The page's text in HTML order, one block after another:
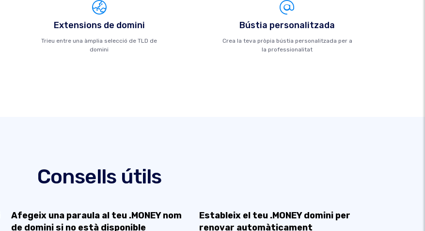
Extensions de domini
Trieu entre una àmplia selecció de TLD de
domini
Bústia personalitzada
Crea la teva pròpia bústia personalitzada per a
la professionalitat
Consells útils
Afegeix una paraula al teu .MONEY nom
de domini si no està disponible
Estableix el teu .MONEY domini per
renovar automàticament